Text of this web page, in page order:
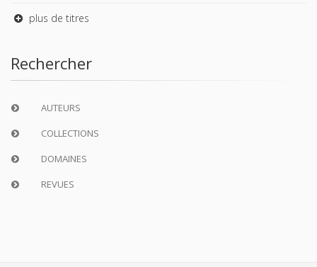
plus de titres
Rechercher
AUTEURS
COLLECTIONS
DOMAINES
REVUES